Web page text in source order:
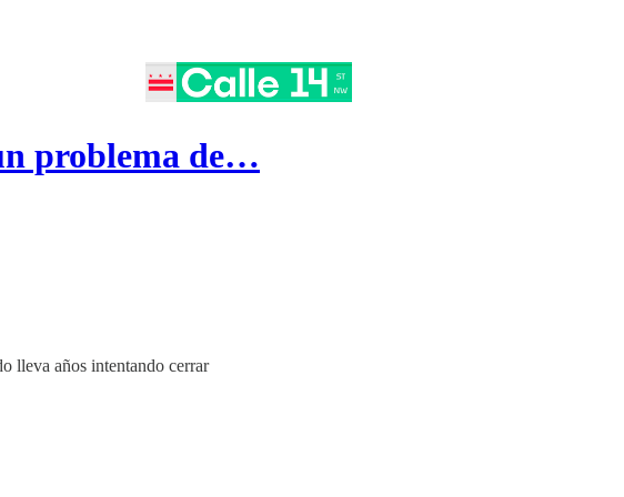
problema de…
lleva años intentando cerrar